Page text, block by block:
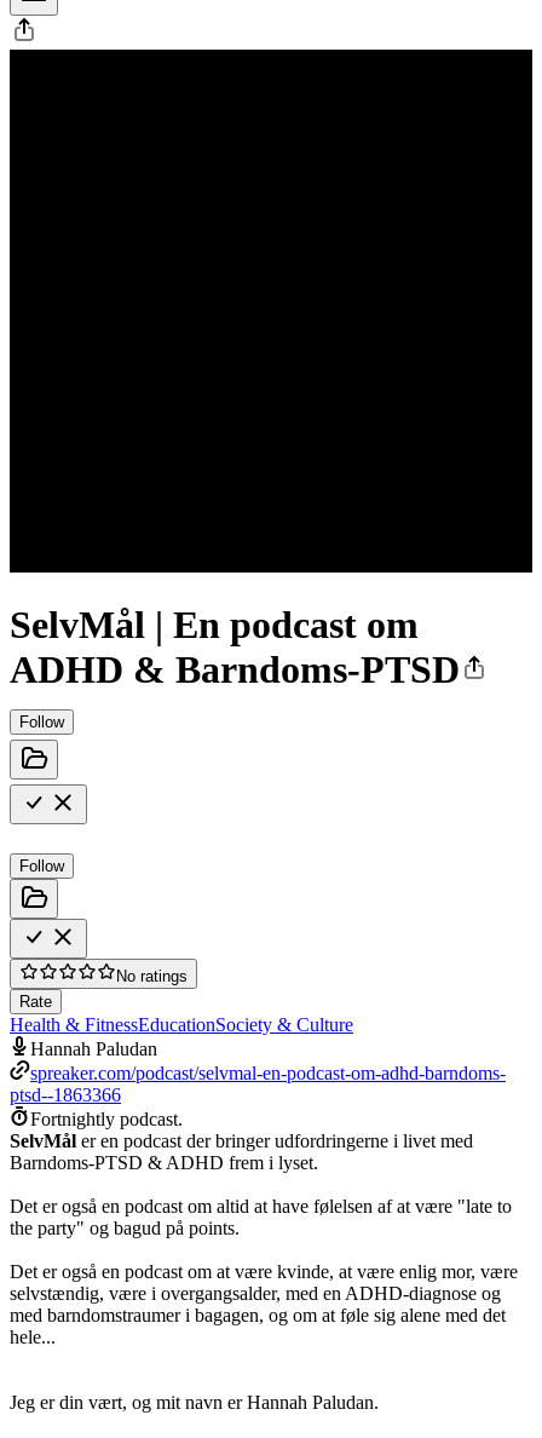
SelvMål | En podcast om
ADHD & Barndoms-PTSD
Follow
Follow
No ratings
Rate
Health & FitnessEducationSociety & Culture
Hannah Paludan
spreaker.com/podcast/selvmal-en-podcast-om-adhd-barndoms-
ptsd--1863366
Fortnightly podcast.
SelvMål er en podcast der bringer udfordringerne i livet med
Barndoms-PTSD & ADHD frem i lyset.
Det er også en podcast om altid at have følelsen af at være "late to
the party" og bagud på points.
Det er også en podcast om at være kvinde, at være enlig mor, være
selvstændig, være i overgangsalder, med en ADHD-diagnose og
med barndomstraumer i bagagen, og om at føle sig alene med det
hele...
Jeg er din vært, og mit navn er Hannah Paludan.